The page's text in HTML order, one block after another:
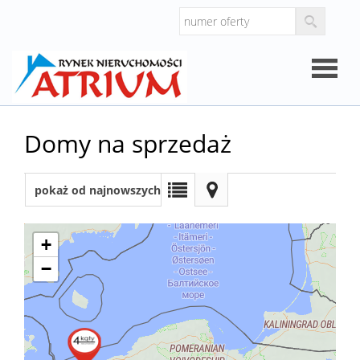
O
firmie
Oferty
Domy
Domy na sprzedaż
pokaż od najnowszych
+
−